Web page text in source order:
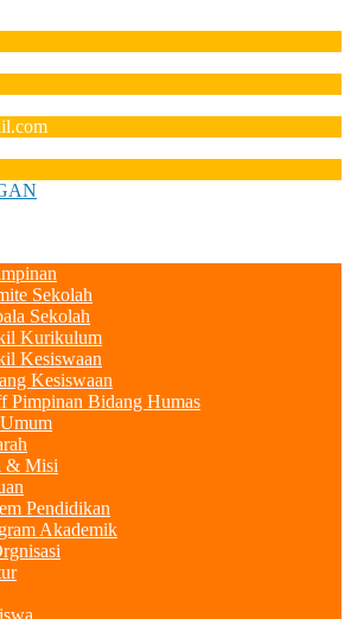
Sekolah
Sekolah
Kurikulum
Kesiswaan
Kesiswaan
Pimpinan Bidang Humas
& Misi
Pendidikan
Akademik